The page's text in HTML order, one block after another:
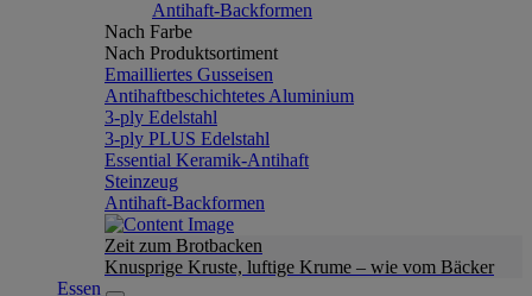
Antihaft-Backformen
Nach Farbe
Nach Produktsortiment
Emailliertes Gusseisen
Antihaftbeschichtetes Aluminium
3-ply Edelstahl
3-ply PLUS Edelstahl
Essential Keramik-Antihaft
Steinzeug
Antihaft-Backformen
Zeit zum Brotbacken
Knusprige Kruste, luftige Krume – wie vom Bäcker
Essen